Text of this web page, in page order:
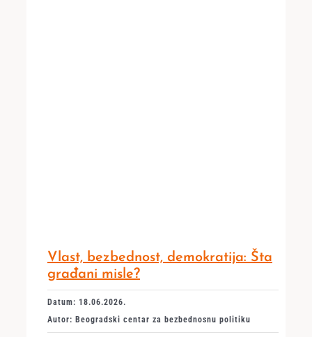
Vlast, bezbednost, demokratija: Šta
građani misle?
Datum: 18.06.2026.
Autor: Beogradski centar za bezbednosnu politiku